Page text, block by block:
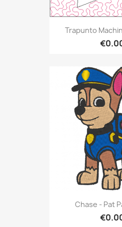
Trapunto
Chase - Pat